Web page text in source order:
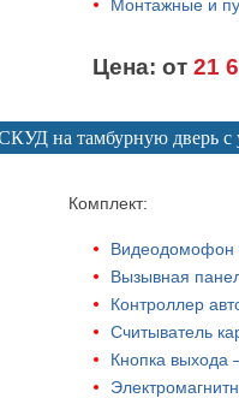
Монтажные и
Цена: от21
на тамбурную дверь с
Комплект:
Видеодомофон
Вызывная
Контроллер
Считыватель
Кнопка выхода